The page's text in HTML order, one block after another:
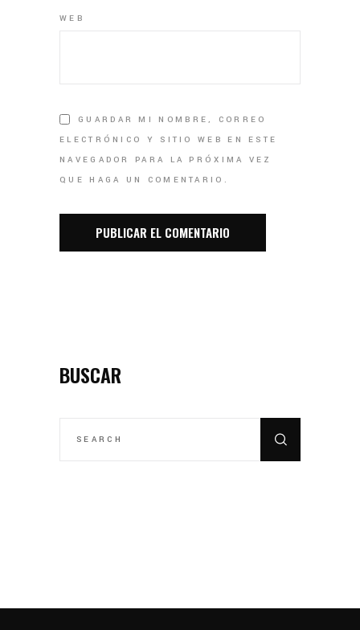
WEB
GUARDAR MI NOMBRE, CORREO
ELECTRÓNICO Y SITIO WEB EN ESTE
NAVEGADOR PARA LA PRÓXIMA VEZ
QUE HAGA UN COMENTARIO.
BUSCAR